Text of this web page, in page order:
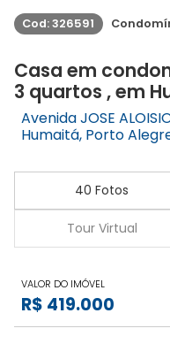
Cod: 326591
Casa em
3 quartos , em
Avenida JOSE
Humaitá, Porto
40 Fotos
Tour Virtual
VALOR DO IMÓVEL
R$ 419.000